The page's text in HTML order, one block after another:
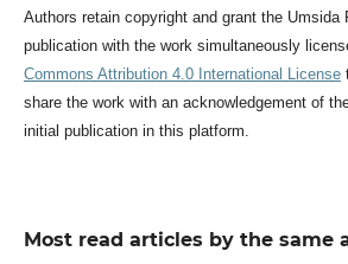
Authors retain copyright and grant the Umsida
publication with the work simultaneously
Commons Attribution 4.0 International License
share the work with an acknowledgement of
initial publication in this platform.
Most read articles by the same